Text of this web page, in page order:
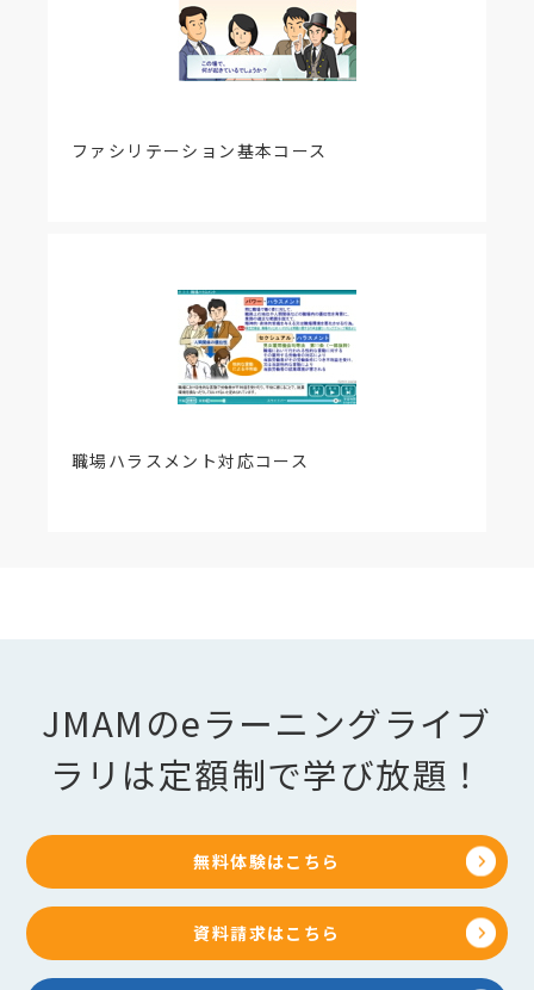
ファシリテーション基本コース
職場ハラスメント対応コース
JMAMのeラーニングライブ
ラリは定額制で学び放題！
無料体験はこちら
資料請求はこちら